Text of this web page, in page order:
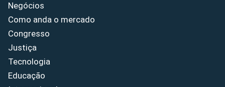
Negócios
Como anda o mercado
Congresso
Justiça
Tecnologia
Educação